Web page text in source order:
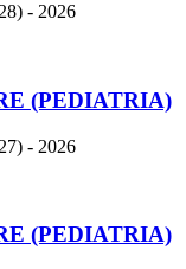
- 2026
(PEDIATRIA)
- 2026
(PEDIATRIA)